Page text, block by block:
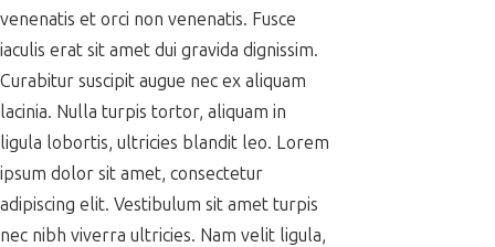
venenatis et orci non venenatis. Fusce
iaculis erat sit amet dui gravida dignissim.
Curabitur suscipit augue nec ex aliquam
lacinia. Nulla turpis tortor, aliquam in
ligula lobortis, ultricies blandit leo. Lorem
ipsum dolor sit amet, consectetur
adipiscing elit. Vestibulum sit amet turpis
nec nibh viverra ultricies. Nam velit ligula,